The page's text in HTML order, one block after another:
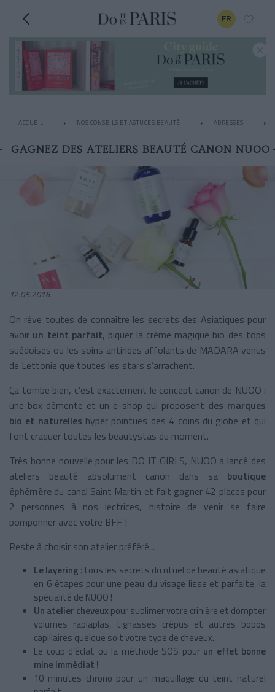
FR
ACCUEIL NOS CONSEILS ET ASTUCES BEAUTÉ ADRESSES
GAGNEZ DES ATELIERS BEAUTÉ CANON NUOO
12.05.2016
On rêve toutes de connaître les secrets des Asiatiques pour
avoir un teint parfait, piquer la crème magique bio des tops
suédoises ou les soins antirides affolants de MADARA venus
de Lettonie que toutes les stars s’arrachent.
Ça tombe bien, c’est exactement le concept canon de NUOO :
une box démente et un e-shop qui proposent des marques
bio et naturelles hyper pointues des 4 coins du globe et qui
font craquer toutes les beautystas du moment.
Très bonne nouvelle pour les DO IT GIRLS, NUOO a lancé des
ateliers beauté absolument canon dans sa boutique
éphémère du canal Saint Martin et fait gagner 42 places pour
2 personnes à nos lectrices, histoire de venir se faire
pomponner avec votre BFF !
Reste à choisir son atelier préféré...
Le layering : tous les secrets du rituel de beauté asiatique
en 6 étapes pour une peau du visage lisse et parfaite, la
spécialité de NUOO !
Un atelier cheveux pour sublimer votre crinière et dompter
volumes raplaplas, tignasses crépus et autres bobos
capillaires quelque soit votre type de cheveux...
Le coup d’éclat ou la méthode SOS pour un effet bonne
mine immédiat !
10 minutes chrono pour un maquillage du teint naturel